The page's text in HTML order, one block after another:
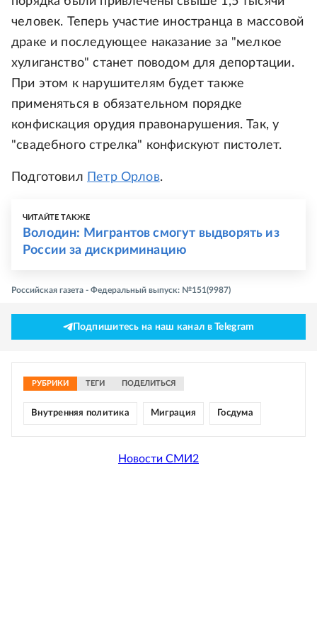
человек. Теперь участие иностранца в массовой
драке и последующее наказание за "мелкое
хулиганство" станет поводом для депортации.
При этом к нарушителям будет также
применяться в обязательном порядке
конфискация орудия правонарушения. Так, у
"свадебного стрелка" конфискуют пистолет.
Подготовил Петр Орлов.
ЧИТАЙТЕ ТАКЖЕ
Володин: Мигрантов смогут выдворять из
России за дискриминацию
Российская газета - Федеральный выпуск: №151(9987)
Подпишитесь на наш канал в Telegram
РУБРИКИ ТЕГИ ПОДЕЛИТЬСЯ
Внутренняя политика Миграция Госдума
Новости СМИ2